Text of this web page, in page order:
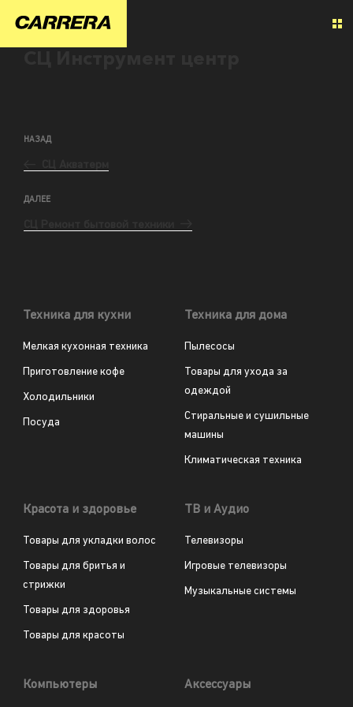
НАЗАД
ДАЛЕЕ
Техника для кухни
Мелкая кухонная техника
Приготовление кофе
Холодильники
Посуда
Техника для дома
Пылесосы
Товары для ухода за
одеждой
Стиральные и сушильные
машины
Климатическая техника
Красота и здоровье
Товары для укладки волос
Товары для бритья и
стрижки
Товары для здоровья
Товары для красоты
ТВ и Аудио
Телевизоры
Игровые телевизоры
Музыкальные системы
Компьютеры Аксессуары